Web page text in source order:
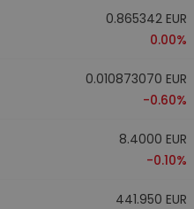
0.865342 EUR
0.00%
0.010873070 EUR
-0.60%
8.4000 EUR
-0.10%
441.950 EUR